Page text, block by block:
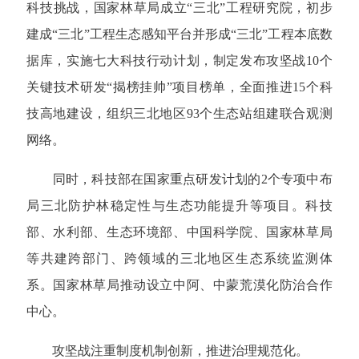
科技挑战，国家林草局成立“三北”工程研究院，初步
建成“三北”工程生态感知平台并形成“三北”工程本底数
据库，实施七大科技行动计划，制定发布攻坚战10个
关键技术研发“揭榜挂帅”项目榜单，全面推进15个科
技高地建设，组织三北地区93个生态站组建联合观测
网络。
同时，科技部在国家重点研发计划的2个专项中布
局三北防护林稳定性与生态功能提升等项目。科技
部、水利部、生态环境部、中国科学院、国家林草局
等共建跨部门、跨领域的三北地区生态系统监测体
系。国家林草局推动设立中阿、中蒙荒漠化防治合作
中心。
攻坚战注重制度机制创新，推进治理规范化。